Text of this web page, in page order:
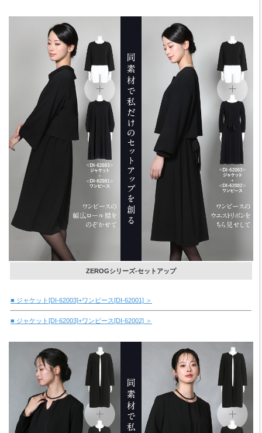
ZEROGシリーズ-セットアップ
■ ジャケット[DI-62003]+ワンピース[DI-62001] ＞
■ ジャケット[DI-62003]+ワンピース[DI-62002] ＞